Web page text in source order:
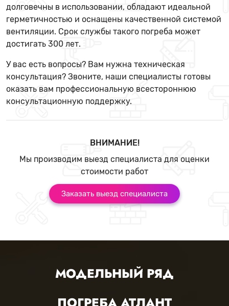
долговечны в использовании, обладают идеальной
герметичностью и оснащены качественной системой
вентиляции. Срок службы такого погреба может
достигать 300 лет.
У вас есть вопросы? Вам нужна техническая
консультация? Звоните, наши специалисты готовы
оказать вам профессиональную всестороннюю
консультационную поддержку.
ВНИМАНИЕ!
Мы производим выезд специалиста для оценки
стоимости работ
Заказать выезд специалиста
МОДЕЛЬНЫЙ РЯД